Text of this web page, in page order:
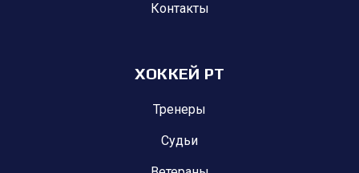
Контакты
ХОККЕЙ РТ
Тренеры
Судьи